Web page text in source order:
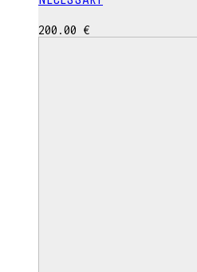
200.00 €